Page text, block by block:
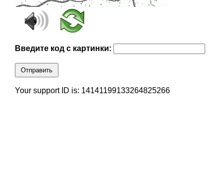
Введите код с картинки:
Отправить
Your support ID is: 14141199133264825266